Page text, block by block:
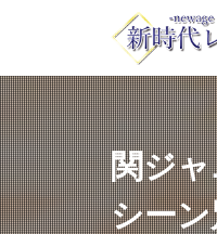
関ジ
シー